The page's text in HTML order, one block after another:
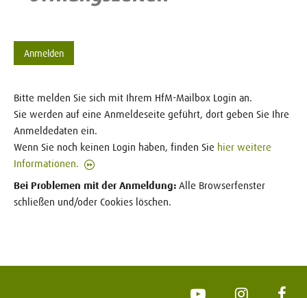
Anmelden
Bitte melden Sie sich mit Ihrem HfM-Mailbox Login an.
Sie werden auf eine Anmeldeseite geführt, dort geben Sie Ihre
Anmeldedaten ein.
Wenn Sie noch keinen Login haben, finden Sie hier weitere
Informationen.
Bei Problemen mit der Anmeldung: Alle Browserfenster
schließen und/oder Cookies löschen.
YouTube Instagram